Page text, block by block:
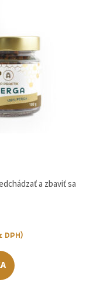
a zbaviť sa
DPH)